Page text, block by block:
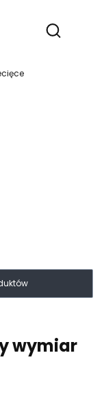
Otwórz
wymiar